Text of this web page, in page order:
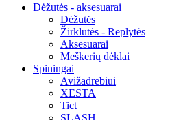
Dėžutės - aksesuarai
Dėžutės
Žirklutės - Replytės
Aksesuarai
Meškerių dėklai
Spiningai
Avižadrebiui
XESTA
Tict